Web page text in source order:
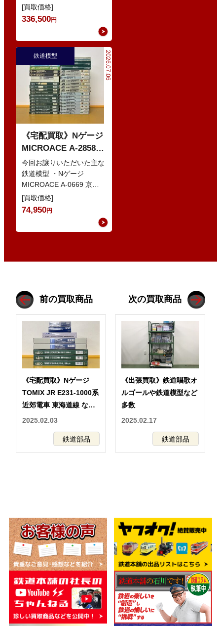
1200番代 東西線色 中間5
輌 Oセット …
[買取価格]
336,500円
2026.07.06
鉄道模型
《宅配買取》Nゲージ
MICROACE A-2858
京阪8000系 新塗装 な
どの鉄道模型
今回お譲りいただいた主な
鉄道模型 ・Nゲージ
MICROACE A-0669 京阪
8030系 ・Nゲージ
GREENMAX 組立キ…
[買取価格]
74,950円
前の買取商品
《宅配買取》Nゲージ
TOMIX JR E231-1000系
近郊電車 東海道線 など
の鉄道模型
2025.02.03
鉄道部品
次の買取商品
《出張買取》鉄道唱歌オ
ルゴールや鉄道模型など
多数
2025.02.17
鉄道部品